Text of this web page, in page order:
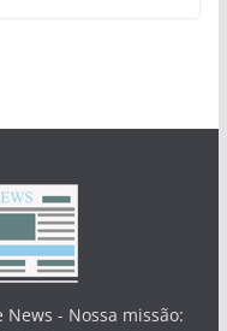
News - Nossa missão: